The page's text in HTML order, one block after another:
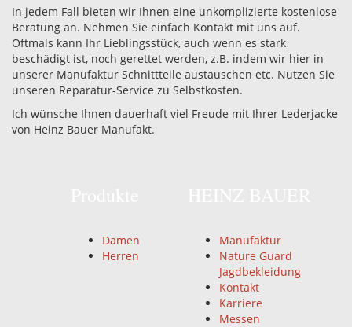
In jedem Fall bieten wir Ihnen eine unkomplizierte kostenlose
Beratung an. Nehmen Sie einfach Kontakt mit uns auf.
Oftmals kann Ihr Lieblingsstück, auch wenn es stark
beschädigt ist, noch gerettet werden, z.B. indem wir hier in
unserer Manufaktur Schnittteile austauschen etc. Nutzen Sie
unseren Reparatur-Service zu Selbstkosten.
Ich wünsche Ihnen dauerhaft viel Freude mit Ihrer Lederjacke
von Heinz Bauer Manufakt.
Damen
Herren
Manufaktur
Nature Guard
Jagdbekleidung
Kontakt
Karriere
Messen